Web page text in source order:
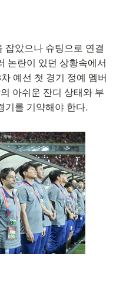
잡았으나 슈팅으로 연결
논란이 있던 상황속에서
예선 첫 경기 정예 멤버
아쉬운 잔디 상태와 부
기를 기약해야 한다.